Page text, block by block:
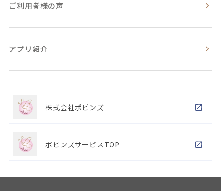
ご利用者様の声
アプリ紹介
株式会社ポピンズ
ポピンズサービスTOP